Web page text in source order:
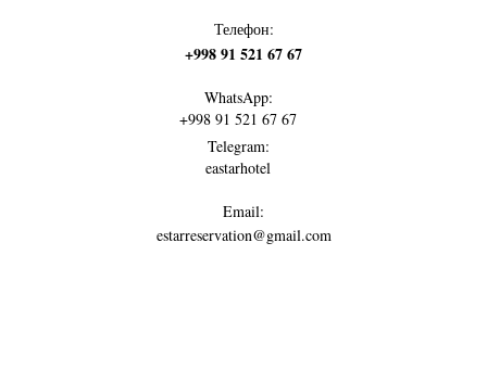
Телефон:
+998 91 521 67 67
WhatsApp:
+998 91 521 67 67
Telegram:
eastarhotel
Email:
estarreservation@gmail.com